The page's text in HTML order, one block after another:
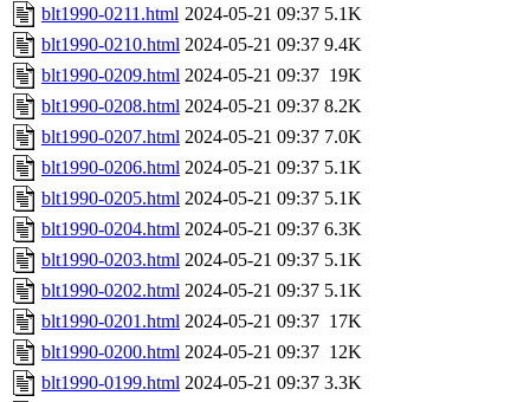
blt1990-0211.html 2024-05-21 09:37 5.1K
blt1990-0210.html 2024-05-21 09:37 9.4K
blt1990-0209.html 2024-05-21 09:37 19K
blt1990-0208.html 2024-05-21 09:37 8.2K
blt1990-0207.html 2024-05-21 09:37 7.0K
blt1990-0206.html 2024-05-21 09:37 5.1K
blt1990-0205.html 2024-05-21 09:37 5.1K
blt1990-0204.html 2024-05-21 09:37 6.3K
blt1990-0203.html 2024-05-21 09:37 5.1K
blt1990-0202.html 2024-05-21 09:37 5.1K
blt1990-0201.html 2024-05-21 09:37 17K
blt1990-0200.html 2024-05-21 09:37 12K
blt1990-0199.html 2024-05-21 09:37 3.3K